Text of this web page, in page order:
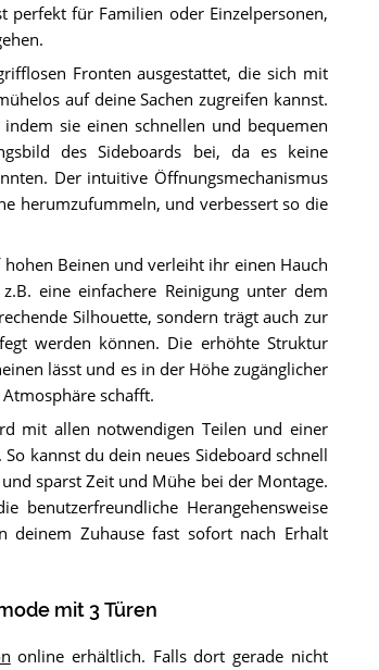
perfekt für Familien oder Einzelpersonen,
Fronten ausgestattet, die sich mit
auf deine Sachen zugreifen kannst.
sie einen schnellen und bequemen
des Sideboards bei, da es keine
Der intuitive Öffnungsmechanismus
herumzufummeln, und verbessert so die
hohen Beinen und verleiht ihr einen Hauch
eine einfachere Reinigung unter dem
Silhouette, sondern trägt auch zur
werden können. Die erhöhte Struktur
lässt und es in der Höhe zugänglicher
schafft.
mit allen notwendigen Teilen und einer
kannst du dein neues Sideboard schnell
sparst Zeit und Mühe bei der Montage.
benutzerfreundliche Herangehensweise
deinem Zuhause fast sofort nach Erhalt
mit 3 Türen
online erhältlich. Falls dort gerade nicht